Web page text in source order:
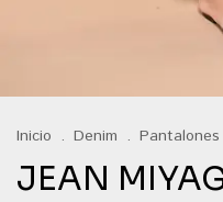
Inicio . Denim . Pantalones
JEAN